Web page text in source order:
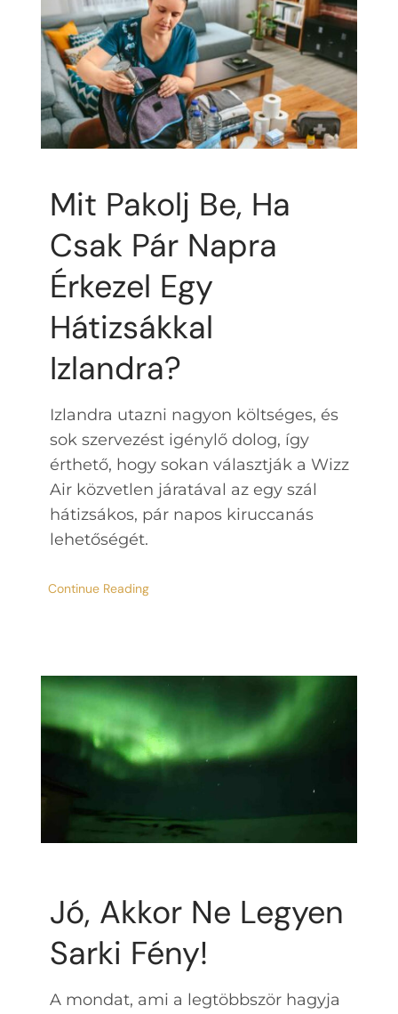
Mit Pakolj Be, Ha
Csak Pár Napra
Érkezel Egy
Hátizsákkal
Izlandra?
Izlandra utazni nagyon költséges, és
sok szervezést igénylő dolog, így
érthető, hogy sokan választják a Wizz
Air közvetlen járatával az egy szál
hátizsákos, pár napos kiruccanás
lehetőségét.
Continue Reading
Jó, Akkor Ne Legyen
Sarki Fény!
A mondat, ami a legtöbbször hagyja